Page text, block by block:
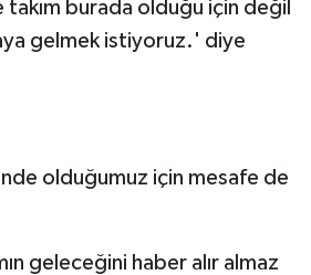
takım burada olduğu için değil
gelmek istiyoruz.' diye
olduğumuz için mesafe de
geleceğini haber alır almaz